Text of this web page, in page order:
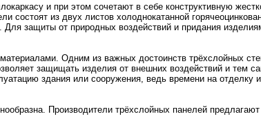
и при этом сочетают в себе конструктивную
состоят из двух листов холоднокатанной
защиты от природных воздействий и придания
Одним из важных достоинств трёхслойных
защищать изделия от внешних воздействий и тем
здания или сооружения, ведь времени на отделку
Производители трёхслойных панелей